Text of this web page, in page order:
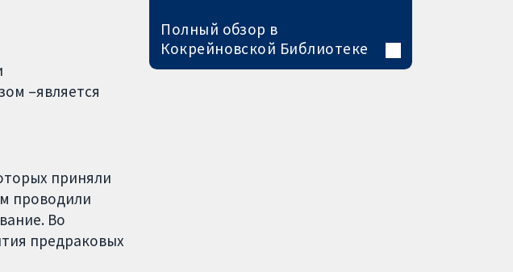
–является
приняли
проводили
Во
предраковых
Полный обзор в
Кокрейновской Библиотеке